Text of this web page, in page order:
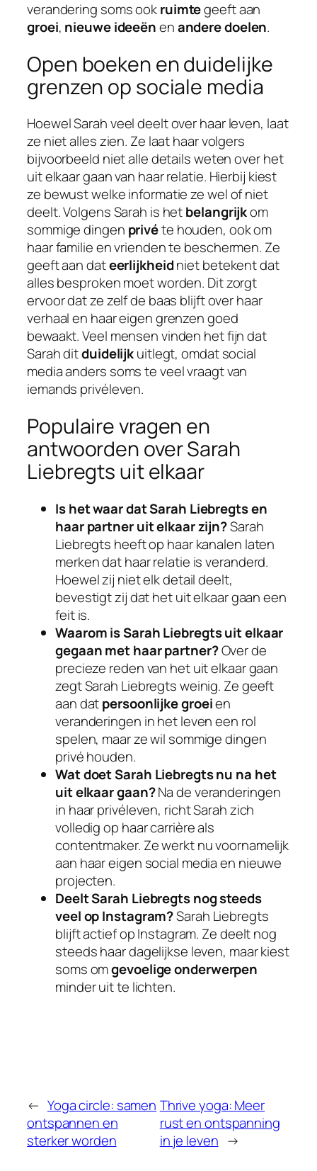
verandering soms ookruimtegeeft aan
groei, nieuwe ideeënenandere doelen.
Open boeken en duidelijke
grenzen op sociale media
Hoewel Sarah veel deelt over haar leven, laat
ze niet alles zien. Ze laat haar volgers
bijvoorbeeld niet alle details weten over het
uit elkaar gaan van haar relatie. Hierbij kiest
ze bewust welke informatie ze wel of niet
deelt. Volgens Sarah is hetbelangrijkom
sommige dingen privéte houden, ook om
haar familie en vrienden te beschermen. Ze
geeft aan dateerlijkheidniet betekent dat
alles besproken moet worden. Dit zorgt
ervoor dat ze zelf de baas blijft over haar
verhaal en haar eigen grenzen goed
bewaakt. Veel mensen vinden het fijn dat
Sarah ditduidelijkuitlegt, omdat social
media anders soms te veel vraagt van
iemands privéleven.
Populaire vragen en
antwoorden over Sarah
Liebregts uit elkaar
Is het waar dat Sarah Liebregts en
haar partner uit elkaar zijn?Sarah
Liebregts heeft op haar kanalen laten
merken dat haar relatie is veranderd.
Hoewel zij niet elk detail deelt,
bevestigt zij dat het uit elkaar gaan een
feit is.
Waarom is Sarah Liebregts uit elkaar
gegaan met haar partner?Over de
precieze reden van het uit elkaar gaan
zegt Sarah Liebregts weinig. Ze geeft
aan datpersoonlijke groeien
veranderingen in het leven een rol
spelen, maar ze wil sommige dingen
privé houden.
Wat doet Sarah Liebregts nu na het
uit elkaar gaan?Na de veranderingen
in haar privéleven, richt Sarah zich
volledig op haar carrière als
contentmaker. Ze werkt nu voornamelijk
aan haar eigen social media en nieuwe
projecten.
Deelt Sarah Liebregts nog steeds
veel op Instagram?Sarah Liebregts
blijft actief op Instagram. Ze deelt nog
steeds haar dagelijkse leven, maar kiest
soms omgevoelige onderwerpen
minder uit te lichten.
← Yoga circle: samen
ontspannen en
sterker worden
Thrive yoga: Meer
rust en ontspanning
in je leven →